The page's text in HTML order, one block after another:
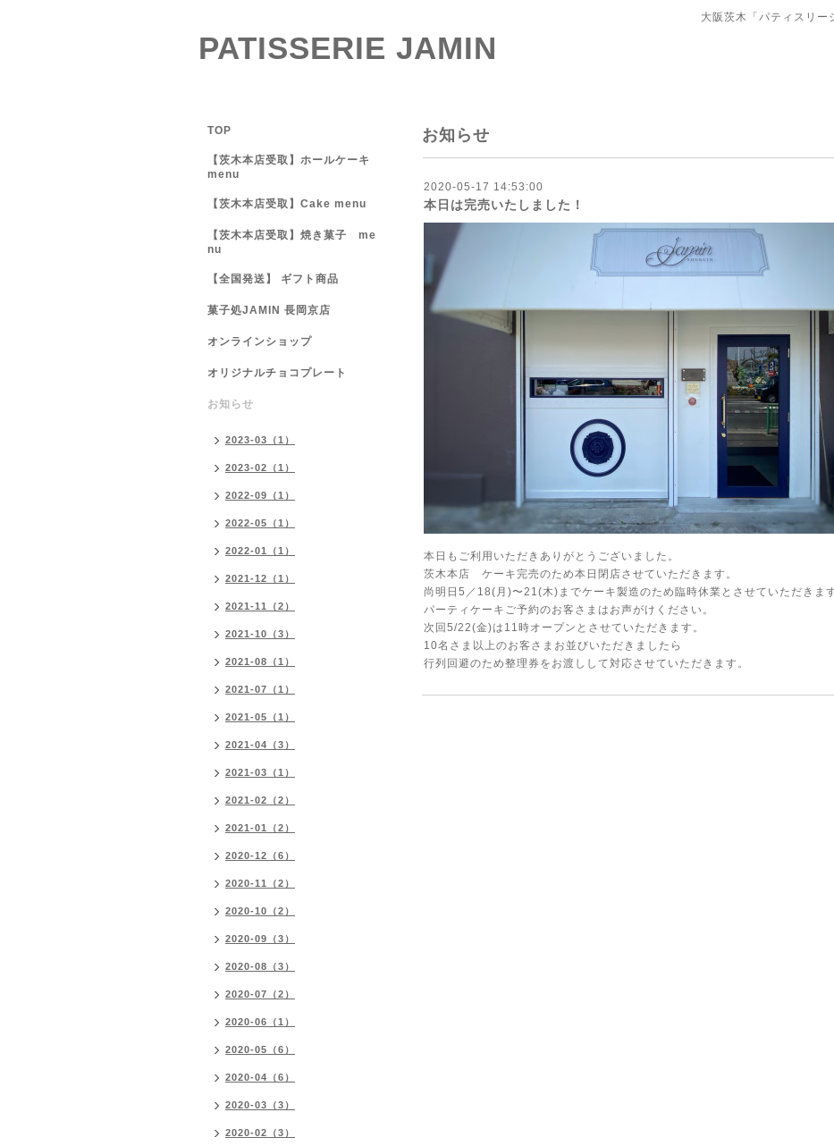
大阪茨木「パティスリー
PATISSERIE JAMIN
お知らせ
2020-05-17 14:53:00
本日は完売いたしました！
本日もご利用いただきありがとうございました。
茨木本店 ケーキ完売のため本日閉店させていただきます。
尚明日5／18(月)〜21(木)までケーキ製造のため臨時休業とさせていただきます
パーティケーキご予約のお客さまはお声がけください。
次回5/22(金)は11時オープンとさせていただきます。
10名さま以上のお客さまお並びいただきましたら
行列回避のため整理券をお渡しして対応させていただきます。
TOP
【茨木本店受取】ホールケーキ
menu
【茨木本店受取】Cake menu
【茨木本店受取】焼き菓子 me
nu
【全国発送】 ギフト商品
菓子処JAMIN 長岡京店
オンラインショップ
オリジナルチョコプレート
お知らせ
2023-03（1）
2023-02（1）
2022-09（1）
2022-05（1）
2022-01（1）
2021-12（1）
2021-11（2）
2021-10（3）
2021-08（1）
2021-07（1）
2021-05（1）
2021-04（3）
2021-03（1）
2021-02（2）
2021-01（2）
2020-12（6）
2020-11（2）
2020-10（2）
2020-09（3）
2020-08（3）
2020-07（2）
2020-06（1）
2020-05（6）
2020-04（6）
2020-03（3）
2020-02（3）